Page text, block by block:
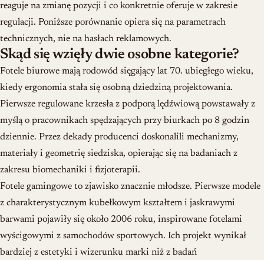
reaguje na zmianę pozycji i co konkretnie oferuje w zakresie
regulacji. Poniższe porównanie opiera się na parametrach
technicznych, nie na hasłach reklamowych.
Skąd się wzięły dwie osobne kategorie?
Fotele biurowe mają rodowód sięgający lat 70. ubiegłego wieku,
kiedy ergonomia stała się osobną dziedziną projektowania.
Pierwsze regulowane krzesła z podporą lędźwiową powstawały z
myślą o pracownikach spędzających przy biurkach po 8 godzin
dziennie. Przez dekady producenci doskonalili mechanizmy,
materiały i geometrię siedziska, opierając się na badaniach z
zakresu biomechaniki i fizjoterapii.
Fotele gamingowe to zjawisko znacznie młodsze. Pierwsze modele
z charakterystycznym kubełkowym kształtem i jaskrawymi
barwami pojawiły się około 2006 roku, inspirowane fotelami
wyścigowymi z samochodów sportowych. Ich projekt wynikał
bardziej z estetyki i wizerunku marki niż z badań